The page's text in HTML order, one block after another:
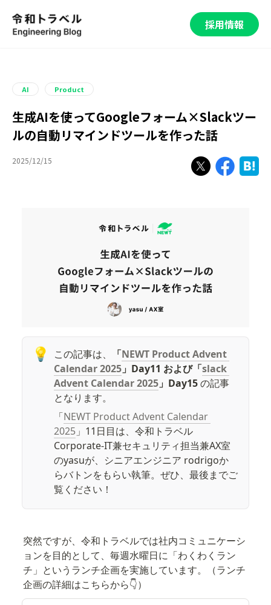
採用情報
AI Product
生成AIを使ってGoogleフォーム×Slackツー
ルの自動リマインドツールを作った話
2025/12/15
💡 この記事は、 「NEWT Product Advent
Calendar 2025 」Day11 および「slack
Advent Calendar 2025 」Day15 の記事
となります。
「NEWT Product Advent Calendar
2025 」11日目は、令和トラベル
Corporate-IT兼セキュリティ担当兼AX室
のyasuが、シニアエンジニア rodrigoか
らバトンをもらい執筆。ぜひ、最後までご
覧ください！
突然ですが、令和トラベルでは社内コミュニケーシ
ョンを目的として、毎週水曜日に「わくわくラン
チ」というランチ企画を実施しています。（ランチ
企画の詳細はこちらから👇）